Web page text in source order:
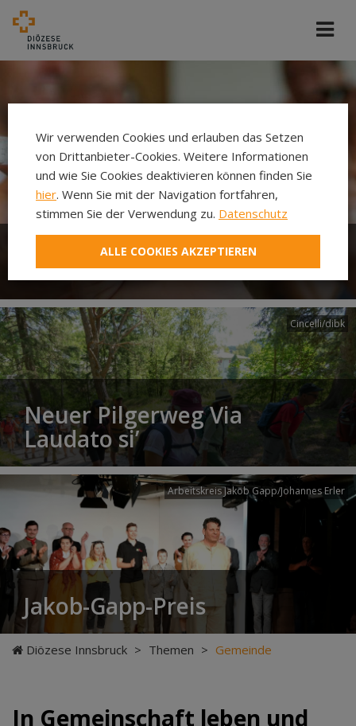
Christliche Gemeinde
Cincelli/dibk
Neuer Pilgerweg Via
Laudato si’
Arbeitskreis Jakob Gapp/Johannes Erler
Jakob-Gapp-Preis
Diözese Innsbruck > Themen > Gemeinde
In Gemeinschaft leben und
Wir verwenden Cookies und erlauben das Setzen
von Drittanbieter-Cookies. Weitere Informationen
und wie Sie Cookies deaktivieren können finden Sie
hier. Wenn Sie mit der Navigation fortfahren,
stimmen Sie der Verwendung zu. Datenschutz
ALLE COOKIES AKZEPTIEREN